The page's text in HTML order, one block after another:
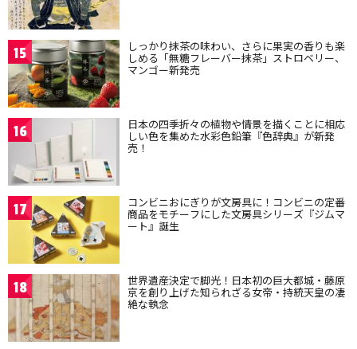
15 しっかり抹茶の味わい、さらに果実の香りも楽
しめる「無糖フレーバー抹茶」ストロベリー、
マンゴー新発売
16 日本の四季折々の植物や情景を描くことに相応
しい色を集めた水彩色鉛筆『色辞典』が新発
売！
17 コンビニおにぎりが文房具に！コンビニの定番
商品をモチーフにした文房具シリーズ『ジムマ
ート』誕生
18 世界遺産決定で脚光！日本初の巨大都城・藤原
京を創り上げた知られざる女帝・持統天皇の凄
絶な執念